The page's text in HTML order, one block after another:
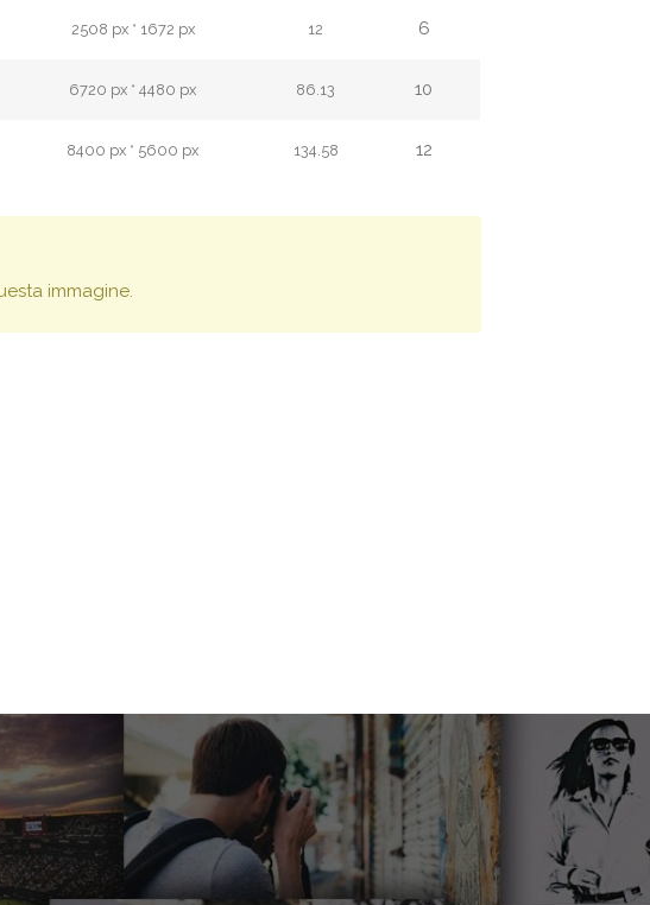
2508 px * 1672 px 12 6
6720 px * 4480 px 86.13 10
8400 px * 5600 px 134.58 12
immagine.